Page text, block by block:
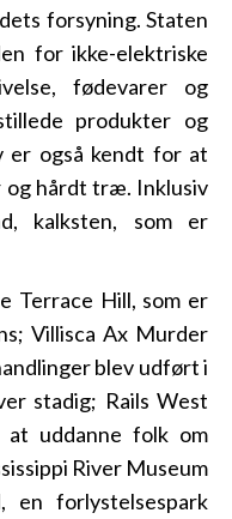
forsyning. Staten
for ikke-elektriske
fødevarer og
produkter og
er også kendt for at
og hårdt træ. Inklusiv
kalksten, som er
Terrace Hill, som er
Villisca Ax Murder
blev udført i
stadig; Rails West
at uddanne folk om
River Museum
en forlystelsespark